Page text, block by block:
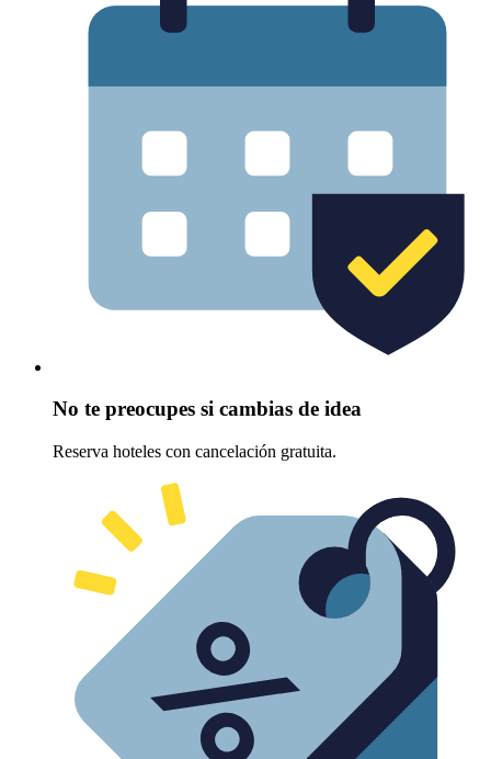
No te preocupes si cambias de idea
Reserva hoteles con cancelación gratuita.